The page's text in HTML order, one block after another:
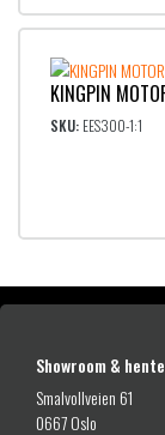
KINGPIN
SKU: EES300-1:1
Showroom &
Smalvollveien 61
0667 Oslo